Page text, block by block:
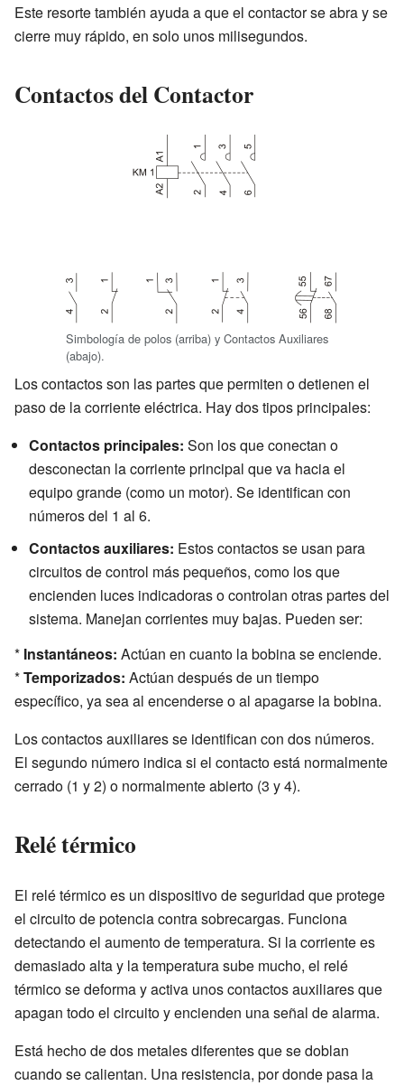
Este resorte también ayuda a que el contactor se abra y se
cierre muy rápido, en solo unos milisegundos.
Contactos del Contactor
Simbología de polos (arriba) y Contactos Auxiliares
(abajo).
Los contactos son las partes que permiten o detienen el
paso de la corriente eléctrica. Hay dos tipos principales:
Contactos principales: Son los que conectan o
desconectan la corriente principal que va hacia el
equipo grande (como un motor). Se identifican con
números del 1 al 6.
Contactos auxiliares: Estos contactos se usan para
circuitos de control más pequeños, como los que
encienden luces indicadoras o controlan otras partes del
sistema. Manejan corrientes muy bajas. Pueden ser:
* Instantáneos: Actúan en cuanto la bobina se enciende.
*Temporizados: Actúan después de un tiempo
específico, ya sea al encenderse o al apagarse la bobina.
Los contactos auxiliares se identifican con dos números.
El segundo número indica si el contacto está normalmente
cerrado (1 y 2) o normalmente abierto (3 y 4).
Relé térmico
El relé térmico es un dispositivo de seguridad que protege
el circuito de potencia contra sobrecargas. Funciona
detectando el aumento de temperatura. Si la corriente es
demasiado alta y la temperatura sube mucho, el relé
térmico se deforma y activa unos contactos auxiliares que
apagan todo el circuito y encienden una señal de alarma.
Está hecho de dos metales diferentes que se doblan
cuando se calientan. Una resistencia, por donde pasa la